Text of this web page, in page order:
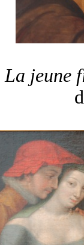
La jeune